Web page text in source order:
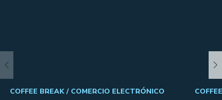
COFFEE BREAK / COMERCIO ELECTRÓNICO